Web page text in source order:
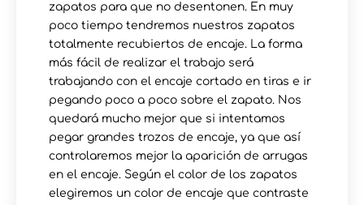
zapatos para que no desentonen. En muy
poco tiempo tendremos nuestros zapatos
totalmente recubiertos de encaje. La forma
más fácil de realizar el trabajo será
trabajando con el encaje cortado en tiras e ir
pegando poco a poco sobre el zapato. Nos
quedará mucho mejor que si intentamos
pegar grandes trozos de encaje, ya que así
controlaremos mejor la aparición de arrugas
en el encaje. Según el color de los zapatos
elegiremos un color de encaje que contraste